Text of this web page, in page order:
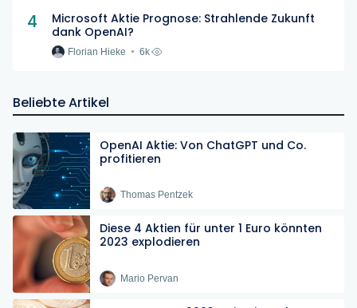
4
Microsoft Aktie Prognose: Strahlende Zukunft
dank OpenAI?
Florian Hieke 6k
Beliebte Artikel
OpenAI Aktie: Von ChatGPT und Co.
profitieren
Thomas Pentzek
Diese 4 Aktien für unter 1 Euro könnten
2023 explodieren
Mario Pervan